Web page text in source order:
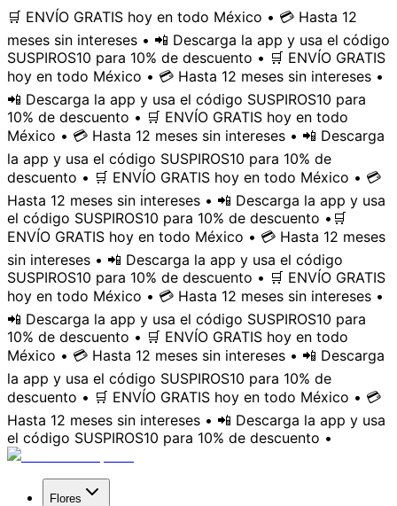
🛒 ENVÍO GRATIS hoy en todo México • 💳 Hasta 12
meses sin intereses • 📲 Descarga la app y usa el código
SUSPIROS10 para 10% de descuento • 🛒 ENVÍO GRATIS
hoy en todo México • 💳 Hasta 12 meses sin intereses •
📲 Descarga la app y usa el código SUSPIROS10 para
10% de descuento • 🛒 ENVÍO GRATIS hoy en todo
México • 💳 Hasta 12 meses sin intereses • 📲 Descarga
la app y usa el código SUSPIROS10 para 10% de
descuento • 🛒 ENVÍO GRATIS hoy en todo México • 💳
Hasta 12 meses sin intereses • 📲 Descarga la app y usa
el código SUSPIROS10 para 10% de descuento • 🛒
ENVÍO GRATIS hoy en todo México • 💳 Hasta 12 meses
sin intereses • 📲 Descarga la app y usa el código
SUSPIROS10 para 10% de descuento • 🛒 ENVÍO GRATIS
hoy en todo México • 💳 Hasta 12 meses sin intereses •
📲 Descarga la app y usa el código SUSPIROS10 para
10% de descuento • 🛒 ENVÍO GRATIS hoy en todo
México • 💳 Hasta 12 meses sin intereses • 📲 Descarga
la app y usa el código SUSPIROS10 para 10% de
descuento • 🛒 ENVÍO GRATIS hoy en todo México • 💳
Hasta 12 meses sin intereses • 📲 Descarga la app y usa
el código SUSPIROS10 para 10% de descuento •
Flores